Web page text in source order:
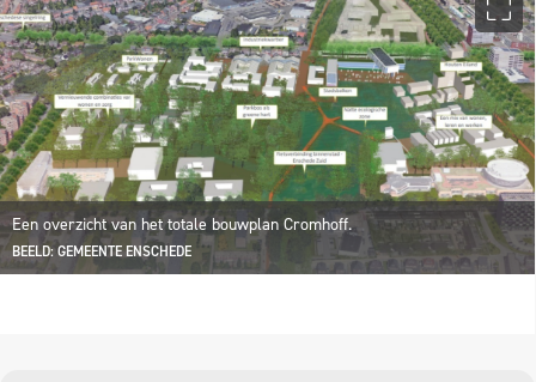
Een overzicht van het totale bouwplan Cromhoff.
BEELD: GEMEENTE ENSCHEDE